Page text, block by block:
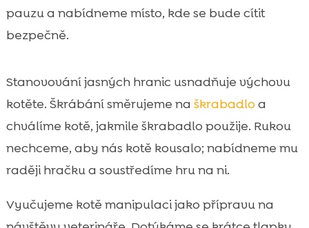
pauzu a nabídneme místo, kde se bude cítit
bezpečně.
Stanovování jasných hranic usnadňuje výchovu
kotěte. Škrábání směrujeme na škrabadlo a
chválíme kotě, jakmile škrabadlo použije. Rukou
nechceme, aby nás kotě kousalo; nabídneme mu
raději hračku a soustředíme hru na ni.
Vyučujeme kotě manipulaci jako přípravu na